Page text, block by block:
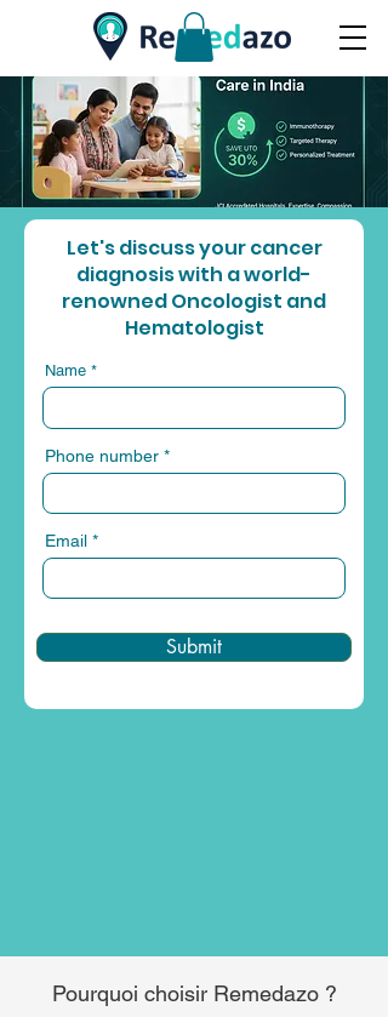
Let's discuss your cancer
diagnosis with a world-
renowned Oncologist and
Hematologist
Name
Phone number
Email
Submit
Pourquoi choisir Remedazo ?